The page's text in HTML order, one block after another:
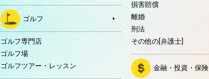
ゴルフ
ゴルフ専門店
ゴルフ場
ゴルフツアー・レッスン
損害賠償
離婚
刑法
その他の[弁護士]
金融・投資・保険